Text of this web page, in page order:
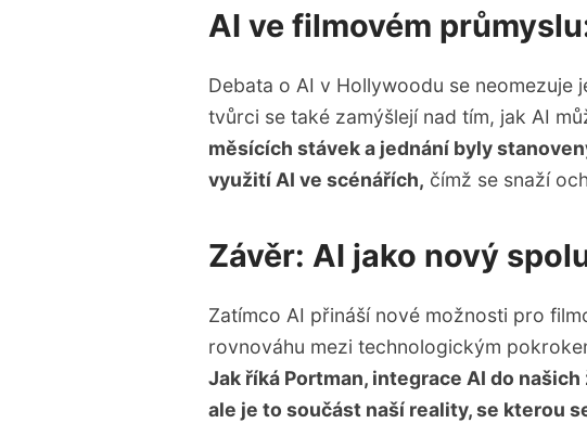
AI ve filmovém
Debata o AI v Hollywoodu se neomezuje
tvůrci se také zamýšlejí nad tím, jak AI
měsících stávek a jednání byly
využití AI ve scénářích, čímž se snaží
Závěr: AI jako nový
Zatímco AI přináší nové možnosti pro
rovnováhu mezi technologickým
Jak říká Portman, integrace AI do
ale je to součást naší reality, se kterou